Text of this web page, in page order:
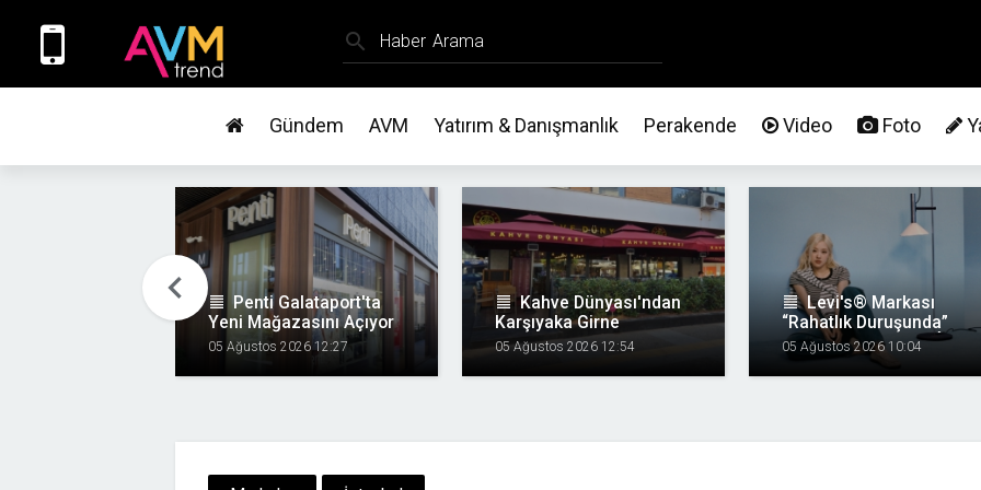
search
Gündem AVM Yatırım & Danışmanlık Perakende Video Foto
chevron_left format_align_justify Penti Galataport'ta
Yeni Mağazasını Açıyor
05 Ağustos 2026 12:27
format_align_justify Kahve Dünyası'ndan
Karşıyaka Girne
Bulvarı'nda Yeni Mağaza
05 Ağustos 2026 12:54
format_align_justify Levi's® Markası
“Rahatlık Duruşunda”
Kampanyasını ROSÉ ve
Shai Gilgeous-Alexander
İle Hayata Geçiriyor
05 Ağustos 2026 10:04